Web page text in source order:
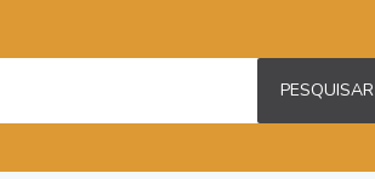
PESQUISAR